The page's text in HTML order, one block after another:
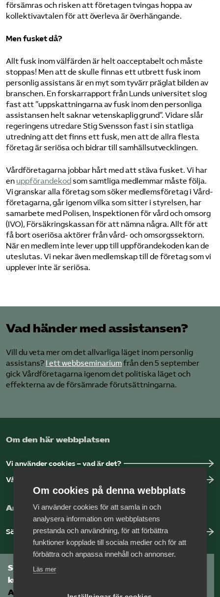
försämras och risken att företagen tvingas hoppa av
kollektivavtalen för att överleva är överhängande.
Men fusket då?
Allt fusk inom välfärden är helt oacceptabelt och måste
stoppas! Men att de skulle finnas ett utbrett fusk inom
personlig assistans är en myt som tyvärr präglat bilden av
branschen. En forskar­rapport från Lunds universitet slog
fast att ”uppskattningarna av fusk inom den personliga
assistansen helt saknar vetenskaplig grund”. Vidare slår
regeringens utredare Stig Svensson fast i sin statliga
utredning att det finns ett fusk, men att de allra flesta
företag är seriösa och bidrar till samhälls­utvecklingen.
Vård­företagarna jobbar hårt med att stäva fusket. Vi har
en uppförandekod som samtliga medlemmar måste följa.
Vi granskar alla företag som söker medlems­företag i Vård­
företagarna, går igenom vilka som sitter i styrelsen, har
samarbete med Polisen, Inspektionen för vård och omsorg
(IVO), Försäkringskassan för att nämna några. Allt för att
få bort oseriösa aktörer från vård- och omsorgssektorn.
När en medlem inte lever upp till uppförandekoden kan de
uteslutas. Vi nekar även medlemskap till de företag som vi
upplever inte är seriösa.
Vad händer med assistansen?
Vill du veta mer om det allvarliga läget inom personlig
assistans? I ett webbseminariumfrån den 5 september
gick Vård­företagarna igenom det politiska läget och
effekterna av de försämrade förutsättningarna.
Om den här webbplatsen
Vi använder cookies – vad är det?
Vår dataskyddspolicy
Arbeta hos Vårdföretagarna?
Sök jobb hos oss
Som medlem har du tillgång till vår digitala
kunskapsbank
Arbetsgivarguiden
Om cookies på denna webbplats
Vi använder cookies för att samla in och
analysera information om webbplatsens
prestanda och användning, för att förbättra
funktioner kopplade till sociala medier och för att
förbättra och anpassa innehåll och annonser.
Läs mer